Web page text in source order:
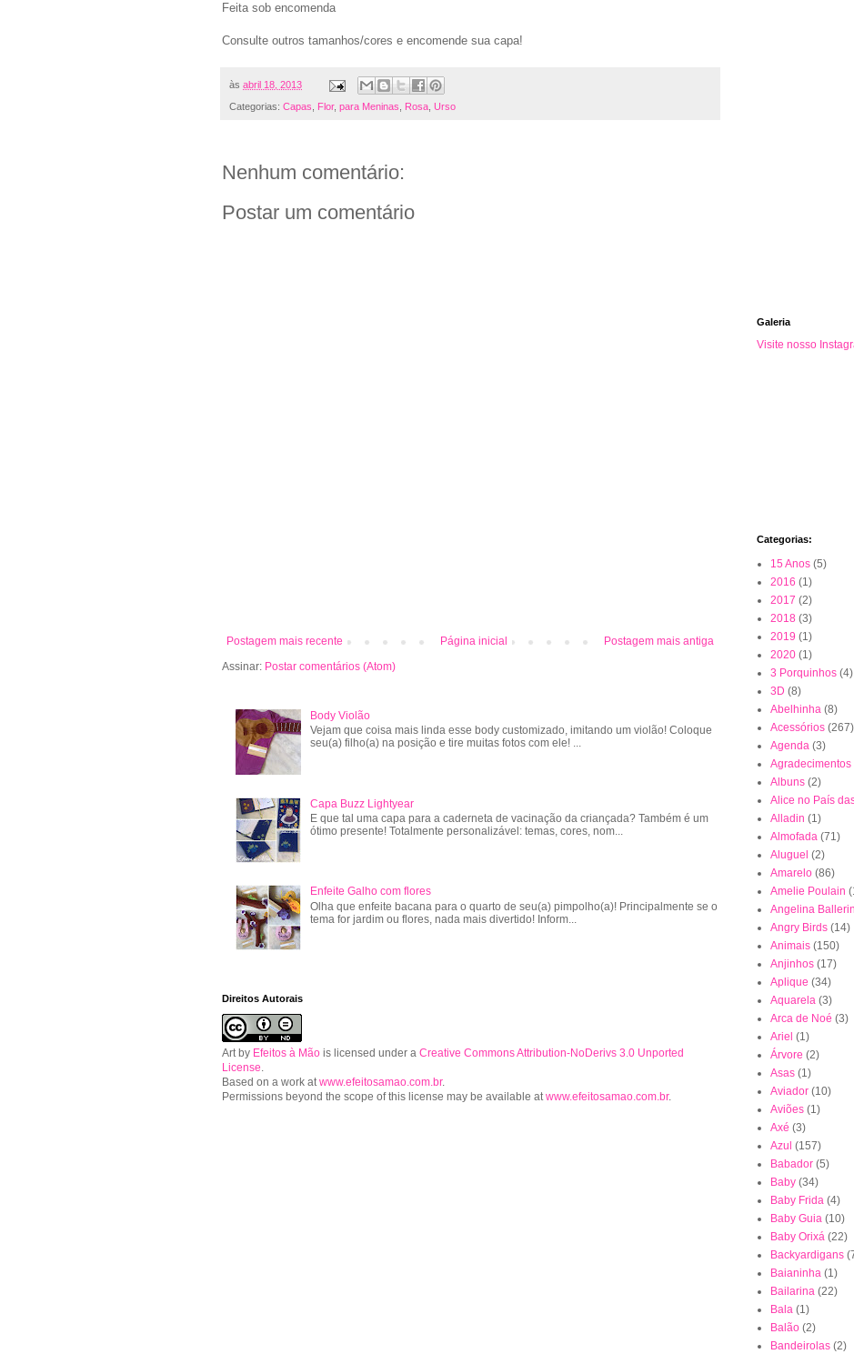
Feita sob encomenda
Consulte outros tamanhos/cores e encomende sua capa!
às abril 18, 2013
Categorias: Capas, Flor, para Meninas, Rosa, Urso
Nenhum comentário:
Postar um comentário
Postagem mais recente Postagem mais antiga
Página inicial
Assinar: Postar comentários (Atom)
Body Violão
Vejam que coisa mais linda esse body customizado, imitando um violão! Coloque
seu(a) filho(a) na posição e tire muitas fotos com ele! ...
Capa Buzz Lightyear
E que tal uma capa para a caderneta de vacinação da criançada? Também é um
ótimo presente! Totalmente personalizável: temas, cores, nom...
Enfeite Galho com flores
Olha que enfeite bacana para o quarto de seu(a) pimpolho(a)! Principalmente se o
tema for jardim ou flores, nada mais divertido! Inform...
Direitos Autorais
Art by Efeitos à Mão is licensed under a Creative Commons Attribution-NoDerivs 3.0 Unported
License
Based on a work at www.efeitosamao.com.br.
Permissions beyond the scope of this license may be available at www.efeitosamao.com.br.
Galeria
Visite nosso
Categorias:
15 Anos (5)
2016 (1)
2017 (2)
2018 (3)
2019 (1)
2020 (1)
3 Porquinhos (4)
3D (8)
Abelhinha (8)
Acessórios (267)
Agenda (3)
Agradecimentos
Albuns (2)
Alice no País
Alladin (1)
Almofada (71)
Aluguel (2)
Amarelo (86)
Amelie Poulain
Angelina
Angry Birds (14)
Animais (150)
Anjinhos (17)
Aplique (34)
Aquarela (3)
Arca de Noé (3)
Ariel (1)
Árvore (2)
Asas (1)
Aviador (10)
Aviões (1)
Axé (3)
Azul (157)
Babador (5)
Baby (34)
Baby Frida (4)
Baby Guia (10)
Baby Orixá (22)
Backyardigans
Baianinha (1)
Bailarina (22)
Bala (1)
Balão (2)
Bandeirolas (2)